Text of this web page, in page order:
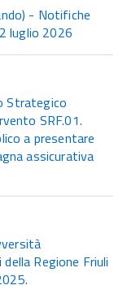
- Notifiche
luglio 2026
Strategico
SRF.01.
a presentare
assicurativa
Regione Friuli